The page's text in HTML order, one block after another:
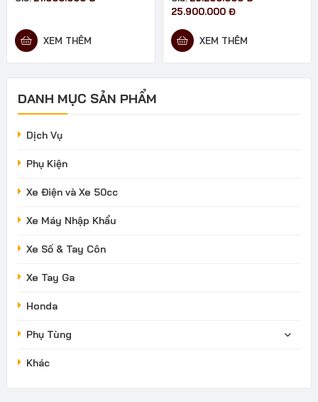
XEM THÊM
25.900.000 ĐKhoảng
từ
XEM THÊM
DANH MỤC SẢN PHẨM
Dịch Vụ
Phụ Kiện
Xe Điện và Xe 50cc
Xe Máy Nhập Khẩu
Xe Số & Tay Côn
Xe Tay Ga
Honda
Phụ Tùng
Khác